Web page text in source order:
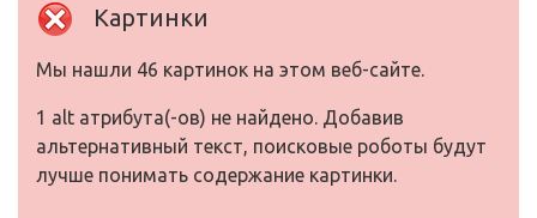
Картинки
Мы нашли 46 картинок на этом веб-сайте.
1 alt атрибута(-ов) не найдено. Добавив
альтернативный текст, поисковые роботы будут
лучше понимать содержание картинки.